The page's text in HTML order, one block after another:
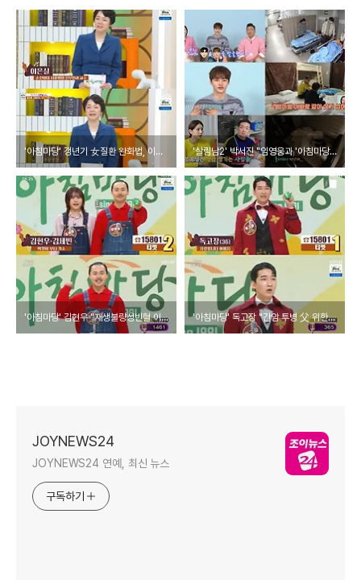
'아침마당' 갱년기 女질환 완화법, 이은실 교수 호르몬 보충 말고 또 있다 '살림남2' 박서진 "임영웅과 '아침마당' 인연…PD 뿌듯해해"
'아침마당' 김현우 "재생불량성빈혈 이겨낸 싱글대디, 딸과 가수 활동" '아침마당' 독고장 "간암 투병 父 위한 간이식, 겁나고 괴로워" 고백
JOYNEWS24
JOYNEWS24 연예, 최신 뉴스
구독하기